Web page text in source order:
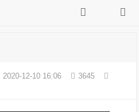
2020-12-10 16:06
3645